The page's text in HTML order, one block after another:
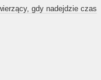
gdy nadejdzie czas